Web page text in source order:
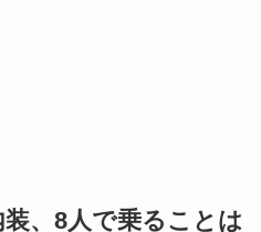
、8人で乗ることは